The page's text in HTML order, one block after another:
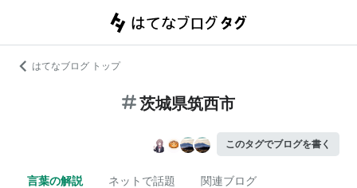
はてなブログ トップ
茨城県筑西市
このタグでブログを書く
言葉の解説 ネットで話題 関連ブログ